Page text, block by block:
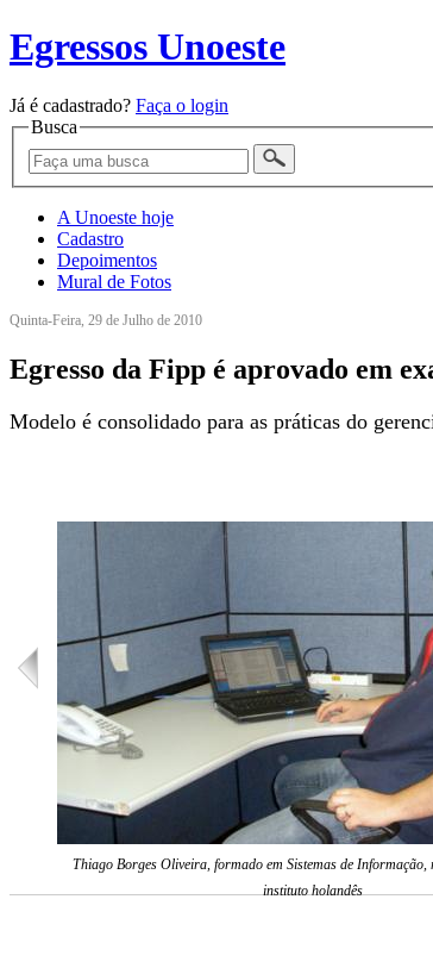
Egressos Unoeste
Já é cadastrado? Faça o login
Busca
A Unoeste hoje
Cadastro
Depoimentos
Mural de Fotos
Quinta-Feira, 29 de Julho de 2010
Egresso da Fipp é aprovado em
Modelo é consolidado para as práticas do
Thiago Borges Oliveira, formado em Sistemas de Informação,
instituto holandês